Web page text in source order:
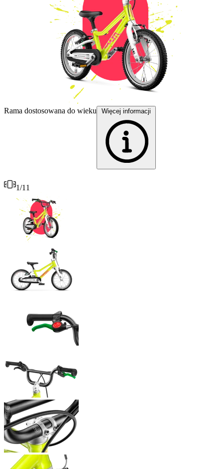
Rama dostosowana do wieku
1/11